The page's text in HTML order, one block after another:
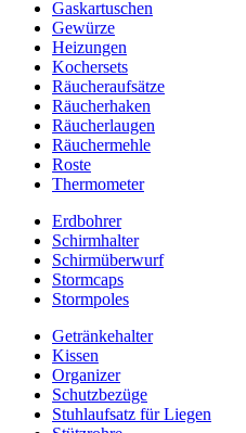
Gaskartuschen
Gewürze
Heizungen
Kochersets
Räucheraufsätze
Räucherhaken
Räucherlaugen
Räuchermehle
Roste
Thermometer
Erdbohrer
Schirmhalter
Schirmüberwurf
Stormcaps
Stormpoles
Getränkehalter
Kissen
Organizer
Schutzbezüge
Stuhlaufsatz für Liegen